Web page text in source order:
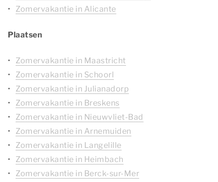
Zomervakantie in Alicante
Plaatsen
Zomervakantie in Maastricht
Zomervakantie in Schoorl
Zomervakantie in Julianadorp
Zomervakantie in Breskens
Zomervakantie in Nieuwvliet-Bad
Zomervakantie in Arnemuiden
Zomervakantie in Langelille
Zomervakantie in Heimbach
Zomervakantie in Berck-sur-Mer